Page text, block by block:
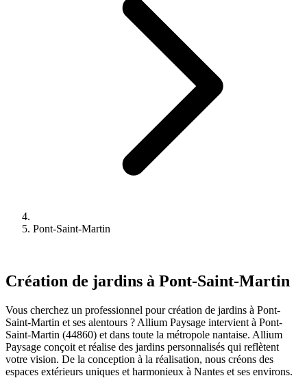
Pont-Saint-Martin
Création de jardins à Pont-Saint-Martin
Vous cherchez un professionnel pour création de jardins à Pont-
Saint-Martin et ses alentours ? Allium Paysage intervient à Pont-
Saint-Martin (44860) et dans toute la métropole nantaise. Allium
Paysage conçoit et réalise des jardins personnalisés qui reflètent
votre vision. De la conception à la réalisation, nous créons des
espaces extérieurs uniques et harmonieux à Nantes et ses environs.